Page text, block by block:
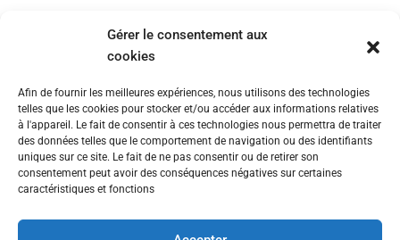
Gérer le consentement aux
cookies
Afin de fournir les meilleures expériences, nous utilisons des technologies
telles que les cookies pour stocker et/ou accéder aux informations relatives
à l'appareil. Le fait de consentir à ces technologies nous permettra de traiter
des données telles que le comportement de navigation ou des identifiants
uniques sur ce site. Le fait de ne pas consentir ou de retirer son
consentement peut avoir des conséquences négatives sur certaines
caractéristiques et fonctions